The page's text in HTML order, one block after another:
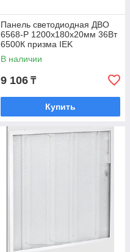
Панель светодиодная ДВО
6568-P 1200х180х20мм 36Вт
6500К призма IEK
В наличии
9 106 ₸
Купить